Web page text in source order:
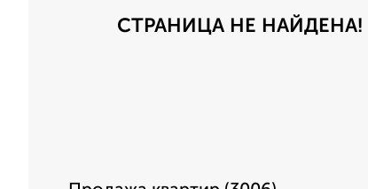
СТРАНИЦА НЕ НАЙДЕНА!